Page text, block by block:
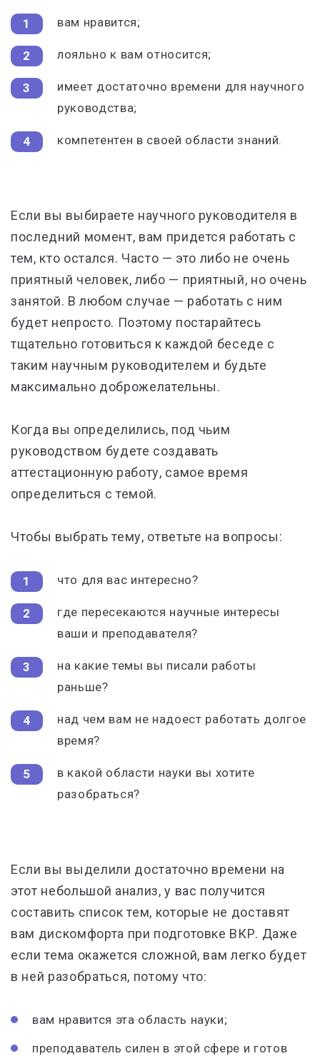
вам нравится;
лояльно к вам относится;
имеет достаточно времени для научного
руководства;
компетентен в своей области знаний.
Если вы выбираете научного руководителя в
последний момент, вам придется работать с
тем, кто остался. Часто — это либо не очень
приятный человек, либо — приятный, но очень
занятой. В любом случае — работать с ним
будет непросто. Поэтому постарайтесь
тщательно готовиться к каждой беседе с
таким научным руководителем и будьте
максимально доброжелательны.
Когда вы определились, под чьим
руководством будете создавать
аттестационную работу, самое время
определиться с темой.
Чтобы выбрать тему, ответьте на вопросы:
что для вас интересно?
где пересекаются научные интересы
ваши и преподавателя?
на какие темы вы писали работы
раньше?
над чем вам не надоест работать долгое
время?
в какой области науки вы хотите
разобраться?
Если вы выделили достаточно времени на
этот небольшой анализ, у вас получится
составить список тем, которые не доставят
вам дискомфорта при подготовке ВКР. Даже
если тема окажется сложной, вам легко будет
в ней разобраться, потому что:
вам нравится эта область науки;
преподаватель силен в этой сфере и готов